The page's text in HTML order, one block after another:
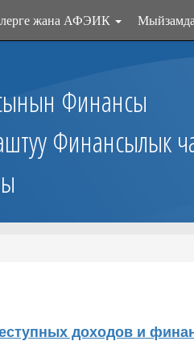
жана АФЭИК
Финансы
Финансылык
доходов и